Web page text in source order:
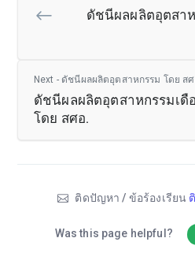
ดัชนีผลผลิตอุตสา
Next - ดัชนีผลผลิตอุตสาหกรรม โดย ส
ดัชนีผลผลิตอุตสาหกรรมเดื
โดย สศอ.
ติดปัญหา / ข้อร้องเรียน
Was this page helpful?